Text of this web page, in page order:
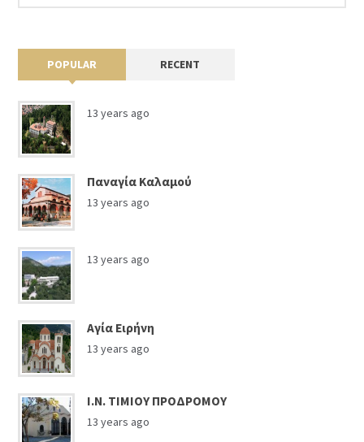
POPULAR RECENT
13 years ago
Παναγία Καλαμού
13 years ago
13 years ago
Αγία Ειρήνη
13 years ago
Ι.Ν. ΤΙΜΙΟΥ ΠΡΟΔΡΟΜΟΥ
13 years ago